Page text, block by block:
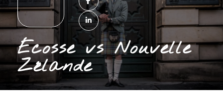
Écosse vs Nouvelle
Zélande